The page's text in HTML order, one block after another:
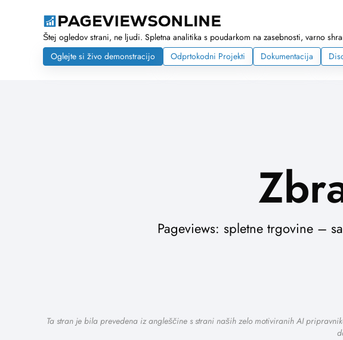
Štej ogledov strani, ne ljudi. Spletna analitika s poudarkom na zasebnosti, varno
Oglejte si živo demonstracijo
Odprtokodni Projekti Dokumentacija
Pageviews: spletne trgovine –
Ta stran je bila prevedena iz angleščine s strani naših zelo motiviranih AI